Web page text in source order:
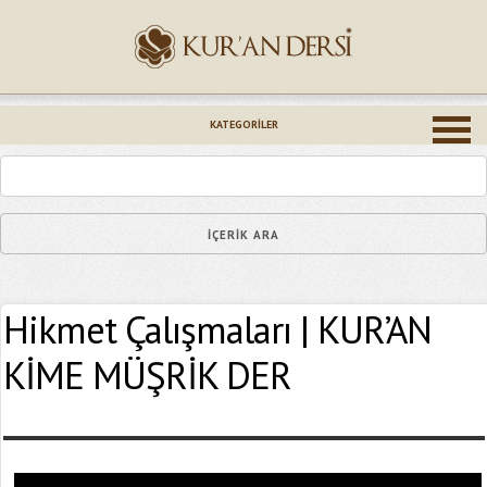
KATEGORILER
Hikmet Çalışmaları | KUR’AN
KİME MÜŞRİK DER
Epostanız (*)
Yaşadığınız Hatanın Ayrıntıları